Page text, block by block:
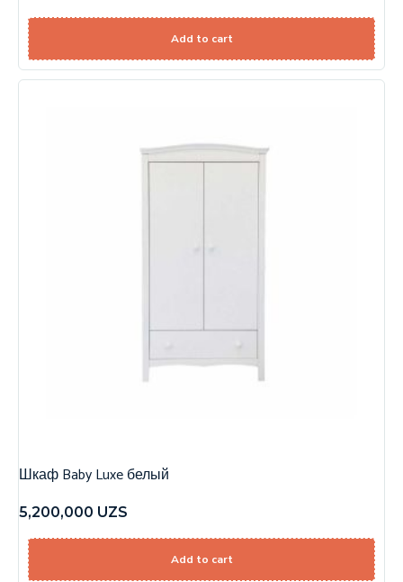
Add to cart
Шкаф Baby Luxe белый
5,200,000 UZS
Add to cart